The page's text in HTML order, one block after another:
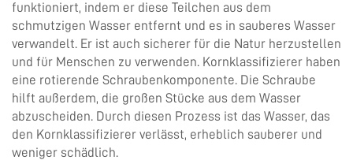
funktioniert, indem er diese Teilchen aus dem
schmutzigen Wasser entfernt und es in sauberes Wasser
verwandelt. Er ist auch sicherer für die Natur herzustellen
und für Menschen zu verwenden. Kornklassifizierer haben
eine rotierende Schraubenkomponente. Die Schraube
hilft außerdem, die großen Stücke aus dem Wasser
abzuscheiden. Durch diesen Prozess ist das Wasser, das
den Kornklassifizierer verlässt, erheblich sauberer und
weniger schädlich.